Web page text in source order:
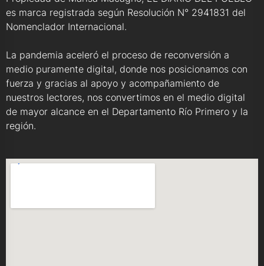
es marca registrada según Resolución N° 2941831 del
Nomenclador Internacional.
La pandemia aceleró el proceso de reconversión a
medio puramente digital, donde nos posicionamos con
fuerza y gracias al apoyo y acompañamiento de
nuestros lectores, nos convertimos en el medio digital
de mayor alcance en el Departamento Río Primero y la
región.